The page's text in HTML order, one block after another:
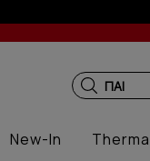
New-In